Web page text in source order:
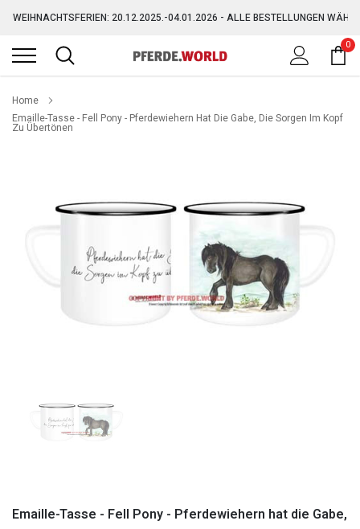
zum
Inhalt
WEIHNACHTSFERIEN: 20.12.2025.-04.01.2026 - ALLE BESTELLUNGEN
GRATIS VERSAND AB 150,-€ (AUSGENOMMEN SPERRGUT)
0
Home
Emaille-Tasse - Fell Pony - Pferdewiehern Hat Die Gabe, Die Sorgen Im Kopf
Zu Übertönen
Emaille-Tasse - Fell Pony - Pferdewiehern hat die Gabe,